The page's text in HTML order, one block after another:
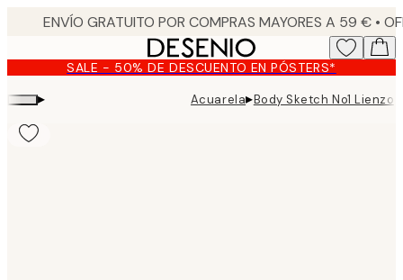
content.SALE - 50% DE DESCUENTO EN PÓSTERS*
▸ Acuarela▸Body Sketch No1 Lienzo